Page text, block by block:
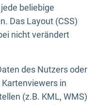
beliebige
Das Layout (CSS)
nicht verändert
des Nutzers oder
in
(z.B. KML, WMS)